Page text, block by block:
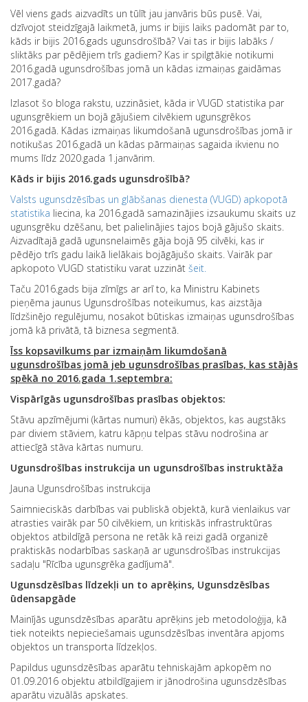
Vēl viens gads aizvadīts un tūlīt jau janvāris būs pusē. Vai,
dzīvojot steidzīgajā laikmetā, jums ir bijis laiks padomāt par to,
kāds ir bijis 2016.gads ugunsdrošībā? Vai tas ir bijis labāks /
sliktāks par pēdējiem trīs gadiem? Kas ir spilgtākie notikumi
2016.gadā ugunsdrošības jomā un kādas izmaiņas gaidāmas
2017.gadā?
Izlasot šo bloga rakstu, uzzināsiet, kāda ir VUGD statistika par
ugunsgrēkiem un bojā gājušiem cilvēkiem ugunsgrēkos
2016.gadā. Kādas izmaiņas likumdošanā ugunsdrošības jomā ir
notikušas 2016.gadā un kādas pārmaiņas sagaida ikvienu no
mums līdz 2020.gada 1.janvārim.
Kāds ir bijis 2016.gads ugunsdrošībā?
Valsts ugunsdzēsības un glābšanas dienesta (VUGD) apkopotā
statistika liecina, ka 2016.gadā samazinājies izsaukumu skaits uz
ugunsgrēku dzēšanu, bet palielinājies tajos bojā gājušo skaits.
Aizvadītajā gadā ugunsnelaimēs gāja bojā 95 cilvēki, kas ir
pēdējo trīs gadu laikā lielākais bojāgājušo skaits. Vairāk par
apkopoto VUGD statistiku varat uzzināt šeit.
Taču 2016.gads bija zīmīgs ar arī to, ka Ministru Kabinets
pieņēma jaunus Ugunsdrošības noteikumus, kas aizstāja
līdzšinējo regulējumu, nosakot būtiskas izmaiņas ugunsdrošības
jomā kā privātā, tā biznesa segmentā.
Īss kopsavilkums par izmaiņām likumdošanā
ugunsdrošības jomā jeb ugunsdrošības prasības, kas stājās
spēkā no 2016.gada 1.septembra:
Vispārīgās ugunsdrošības prasības objektos:
Stāvu apzīmējumi (kārtas numuri) ēkās, objektos, kas augstāks
par diviem stāviem, katru kāpņu telpas stāvu nodrošina ar
attiecīgā stāva kārtas numuru.
Ugunsdrošības instrukcija un ugunsdrošības instruktāža
Jauna Ugunsdrošības instrukcija
Saimnieciskās darbības vai publiskā objektā, kurā vienlaikus var
atrasties vairāk par 50 cilvēkiem, un kritiskās infrastruktūras
objektos atbildīgā persona ne retāk kā reizi gadā organizē
praktiskās nodarbības saskaņā ar ugunsdrošības instrukcijas
sadaļu "Rīcība ugunsgrēka gadījumā".
Ugunsdzēsības līdzekļi un to aprēķins, Ugunsdzēsības
ūdensapgāde
Mainījās ugunsdzēsības aparātu aprēķins jeb metodoloģija, kā
tiek noteikts nepieciešamais ugunsdzēsības inventāra apjoms
objektos un transporta līdzekļos.
Papildus ugunsdzēsības aparātu tehniskajām apkopēm no
01.09.2016 objektu atbildīgajiem ir jānodrošina ugunsdzēsības
aparātu vizuālās apskates.